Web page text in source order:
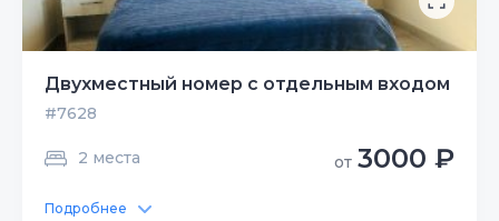
Двухместный номер с отдельным входом
#7628
2 места от 3000 ₽
Подробнее